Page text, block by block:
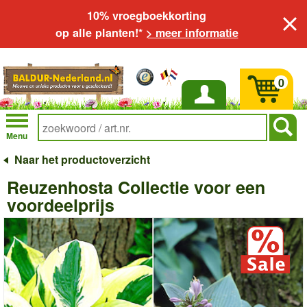
10% vroegboekkorting
op alle planten!* > meer informatie
Inloggen
Menu
0
Naar het productoverzicht
Reuzenhosta Collectie voor een
voordeelprijs